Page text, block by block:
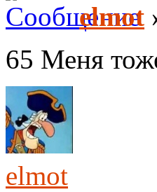
elmot
65 Меня
elmot